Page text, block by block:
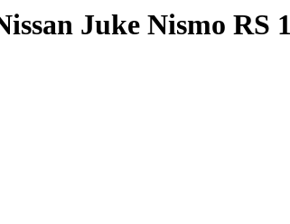
Juke Nismo RS